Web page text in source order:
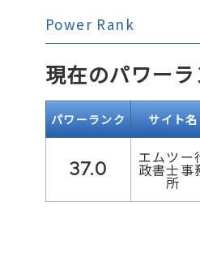
Power Rank
現在のパワーラ
パワーランク サイト名
37.0
エムツー
政書士事
所